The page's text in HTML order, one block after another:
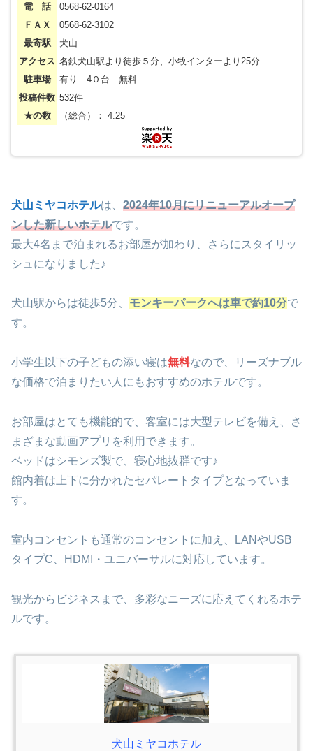
電 話
0568-62-0164
ＦＡＸ
0568-62-3102
最寄駅
犬山
アクセス 名鉄犬山駅より徒歩５分、小牧インターより25分
駐車場
有り 4０台 無料
投稿件数 532件
★の数
（総合）： 4.25
犬山ミヤコホテルは、 2024年10月にリニューアルオープ
ンした新しいホテルです。
最大4名まで泊まれるお部屋が加わり、さらにスタイリッ
シュになりました♪
犬山駅からは徒歩5分、 モンキーパークへは車で約10分で
す。
小学生以下の子どもの添い寝は無料なので、リーズナブル
な価格で泊まりたい人にもおすすめのホテルです。
お部屋はとても機能的で、客室には大型テレビを備え、さ
まざまな動画アプリを利用できます。
ベッドはシモンズ製で、寝心地抜群です♪
館内着は上下に分かれたセパレートタイプとなっていま
す。
室内コンセントも通常のコンセントに加え、LANやUSB
タイプC、HDMI・ユニバーサルに対応しています。
観光からビジネスまで、多彩なニーズに応えてくれるホテ
ルです。
犬山ミヤコホテル